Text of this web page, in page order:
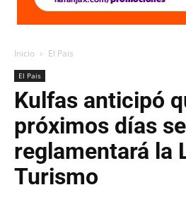
Inicio El Pais
El Pais
Kulfas anticipó
próximos días se
reglamentará la
Turismo